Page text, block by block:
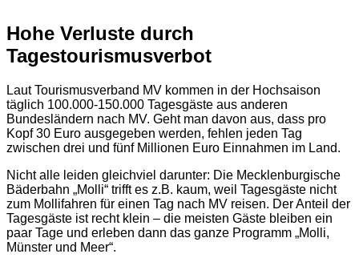
Hohe Verluste durch
Tagestourismusverbot
Laut Tourismusverband MV kommen in der Hochsaison
täglich 100.000-150.000 Tagesgäste aus anderen
Bundesländern nach MV. Geht man davon aus, dass pro
Kopf 30 Euro ausgegeben werden, fehlen jeden Tag
zwischen drei und fünf Millionen Euro Einnahmen im Land.
Nicht alle leiden gleichviel darunter: Die Mecklenburgische
Bäderbahn „Molli“ trifft es z.B. kaum, weil Tagesgäste nicht
zum Mollifahren für einen Tag nach MV reisen. Der Anteil der
Tagesgäste ist recht klein – die meisten Gäste bleiben ein
paar Tage und erleben dann das ganze Programm „Molli,
Münster und Meer“.